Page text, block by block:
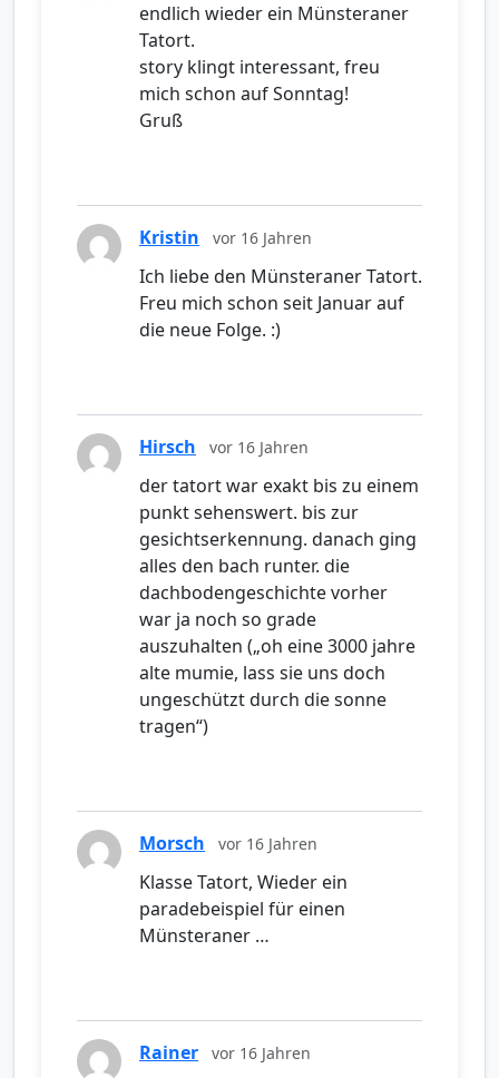
endlich wieder ein Münsteraner
Tatort.
story klingt interessant, freu
mich schon auf Sonntag!
Gruß
Kristin vor 16 Jahren
Ich liebe den Münsteraner Tatort.
Freu mich schon seit Januar auf
die neue Folge. :)
Hirsch vor 16 Jahren
der tatort war exakt bis zu einem
punkt sehenswert. bis zur
gesichtserkennung. danach ging
alles den bach runter. die
dachbodengeschichte vorher
war ja noch so grade
auszuhalten („oh eine 3000 jahre
alte mumie, lass sie uns doch
ungeschützt durch die sonne
tragen“)
Morsch vor 16 Jahren
Klasse Tatort, Wieder ein
paradebeispiel für einen
Münsteraner …
Rainer vor 16 Jahren